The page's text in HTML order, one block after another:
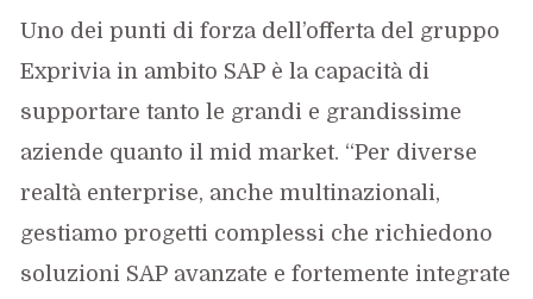
Uno dei punti di forza dell’offerta del gruppo
Exprivia in ambito SAP è la capacità di
supportare tanto le grandi e grandissime
aziende quanto il mid market. “Per diverse
realtà enterprise, anche multinazionali,
gestiamo progetti complessi che richiedono
soluzioni SAP avanzate e fortemente integrate